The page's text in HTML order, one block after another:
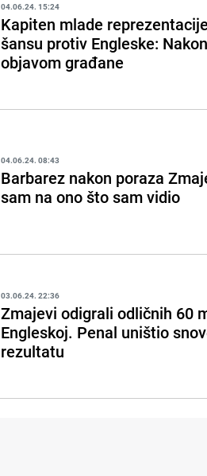
04.06.24. 15:24
Kapiten mlade
šansu protiv Engleske:
objavom građane
04.06.24. 08:43
Barbarez nakon poraza
sam na ono što sam vidio
03.06.24. 22:36
Zmajevi odigrali odličnih 60
Engleskoj. Penal uništio
rezultatu